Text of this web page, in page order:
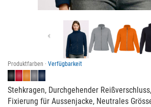
Previous
Produktfarben · Verfügbarkeit
Stehkragen, Durchgehender
Fixierung für Aussenjacke, Neutrales